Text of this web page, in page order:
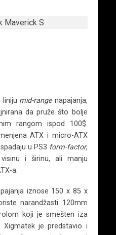
mid-rangenapajanja,
da pruže što bolje
rangom ispod 100$.
ATX i micro-ATX
u PS3 form-factor,
i širinu, ali manju
a.
iznose 150 x 85 x
narandžasti 120mm
koji je smešten iza
Xigmatek je predstavio i